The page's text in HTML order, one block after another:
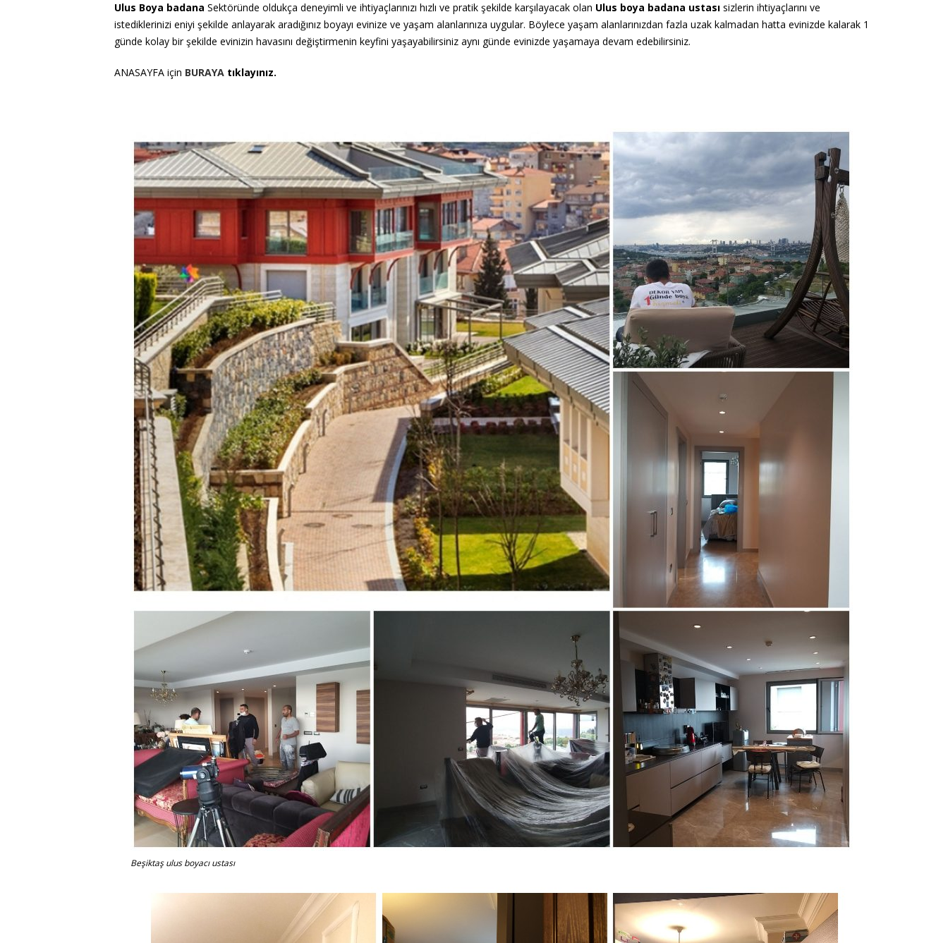
Ulus Boya badana Sektöründe oldukça deneyimli ve ihtiyaçlarınızı hızlı ve pratik şekilde karşılayacak olan Ulus boya badana ustası sizlerin ihtiyaçlarını ve
istediklerinizi eniyi şekilde anlayarak aradığınız boyayı evinize ve yaşam alanlarınıza uygular. Böylece yaşam alanlarınızdan fazla uzak kalmadan hatta evinizde kalarak 1
günde kolay bir şekilde evinizin havasını değiştirmenin keyfini yaşayabilirsiniz aynı günde evinizde yaşamaya devam edebilirsiniz.
ANASAYFA için BURAYA tıklayınız.
Beşiktaş ulus boyacı ustası